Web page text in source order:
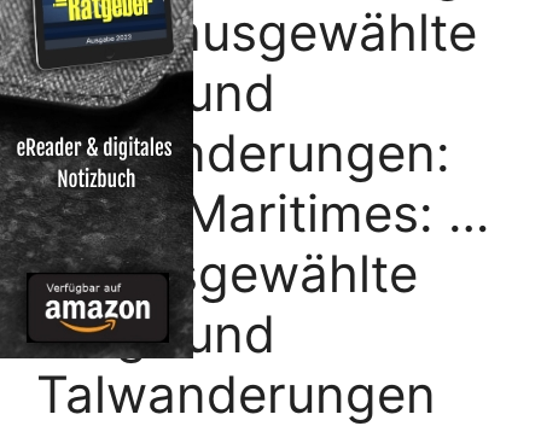
n. 50 ausgewählte
Berg- und
Talwanderungen:
Alpes Maritimes: …
50 ausgewählte
Berg- und
Talwanderungen